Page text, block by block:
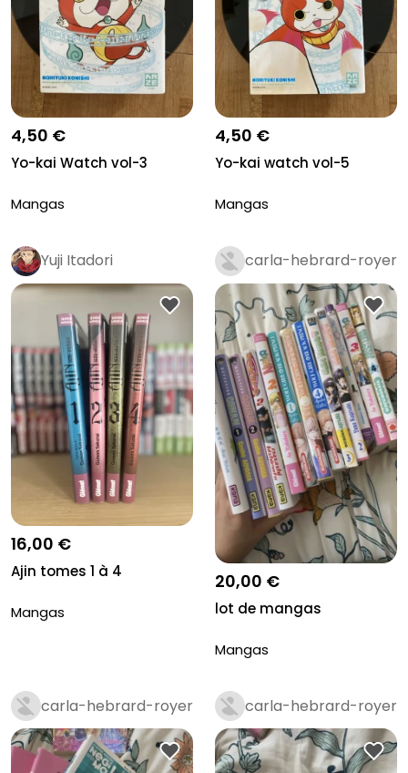
4,50 €
Yo-kai Watch vol-3
Mangas
4,50 €
Yo-kai watch vol-5
Mangas
Yuji Itadori
16,00 €
Ajin tomes 1 à 4
Mangas
carla-hebrard-royer
20,00 €
lot de mangas
Mangas
carla-hebrard-royer carla-hebrard-royer